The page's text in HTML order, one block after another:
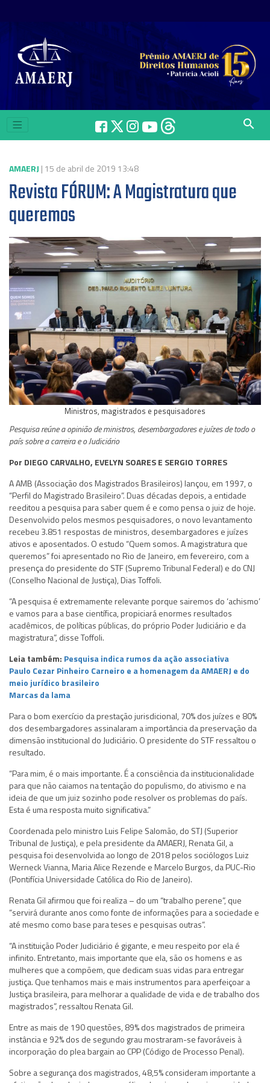
search
AMAERJ | 15 de abril de 2019 13:48
Revista FÓRUM: A Magistratura que
queremos
Ministros, magistrados e pesquisadores
Pesquisa reúne a opinião de ministros, desembargadores e juízes de todo o
país sobre a carreira e o Judiciário
Por DIEGO CARVALHO, EVELYN SOARES E SERGIO TORRES
A AMB (Associação dos Magistrados Brasileiros) lançou, em 1997, o
“Perfil do Magistrado Brasileiro”. Duas décadas depois, a entidade
reeditou a pesquisa para saber quem é e como pensa o juiz de hoje.
Desenvolvido pelos mesmos pesquisadores, o novo levantamento
recebeu 3.851 respostas de ministros, desembargadores e juízes
ativos e aposentados. O estudo “Quem somos. A magistratura que
queremos” foi apresentado no Rio de Janeiro, em fevereiro, com a
presença do presidente do STF (Supremo Tribunal Federal) e do CNJ
(Conselho Nacional de Justiça), Dias Toffoli.
“A pesquisa é extremamente relevante porque sairemos do ‘achismo’
e vamos para a base científica, propiciará enormes resultados
acadêmicos, de políticas públicas, do próprio Poder Judiciário e da
magistratura”, disse Toffoli.
Leia também: Pesquisa indica rumos da ação associativa
Paulo Cezar Pinheiro Carneiro e a homenagem da AMAERJ e do
meio jurídico brasileiro
Marcas da lama
Para o bom exercício da prestação jurisdicional, 70% dos juízes e 80%
dos desembargadores assinalaram a importância da preservação da
dimensão institucional do Judiciário. O presidente do STF ressaltou o
resultado.
“Para mim, é o mais importante. É a consciência da institucionalidade
para que não caiamos na tentação do populismo, do ativismo e na
ideia de que um juiz sozinho pode resolver os problemas do país.
Esta é uma resposta muito significativa.”
Coordenada pelo ministro Luis Felipe Salomão, do STJ (Superior
Tribunal de Justiça), e pela presidente da AMAERJ, Renata Gil, a
pesquisa foi desenvolvida ao longo de 2018 pelos sociólogos Luiz
Werneck Vianna, Maria Alice Rezende e Marcelo Burgos, da PUC-Rio
(Pontifícia Universidade Católica do Rio de Janeiro).
Renata Gil afirmou que foi realiza – do um “trabalho perene”, que
“servirá durante anos como fonte de informações para a sociedade e
até mesmo como base para teses e pesquisas outras”.
“A instituição Poder Judiciário é gigante, e meu respeito por ela é
infinito. Entretanto, mais importante que ela, são os homens e as
mulheres que a compõem, que dedicam suas vidas para entregar
justiça. Que tenhamos mais e mais instrumentos para aperfeiçoar a
Justiça brasileira, para melhorar a qualidade de vida e de trabalho dos
magistrados”, ressaltou Renata Gil.
Entre as mais de 190 questões, 89% dos magistrados de primeira
instância e 92% dos de segundo grau mostraram-se favoráveis à
incorporação do plea bargain ao CPP (Código de Processo Penal).
Sobre a segurança dos magistrados, 48,5% consideram importante a